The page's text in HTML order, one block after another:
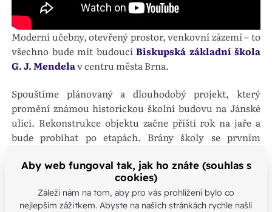
Moderní učebny, otevřený prostor, venkovní zázemí – to
všechno bude mít budoucí Biskupská základní škola
G. J. Mendelav centru města Brna.
Spouštíme plánovaný a dlouhodobý projekt, který
promění známou historickou školní budovu na Jánské
ulici. Rekonstrukce objektu začne příští rok na jaře a
bude probíhat po etapách. Brány školy se prvním
Za architektonickým návrhem stojí studio Riviera
architekti s. r. o.
Aby web fungoval tak, jak ho znáte (souhlas s
cookies)
Záleží nám na tom, aby pro vás prohlížení bylo co
nejlepším zážitkem. Abyste na našich stránkách rychle našli